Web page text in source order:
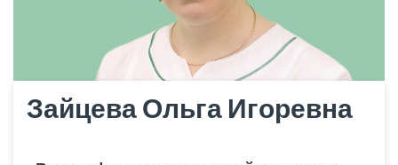
Зайцева Ольга Игоревна